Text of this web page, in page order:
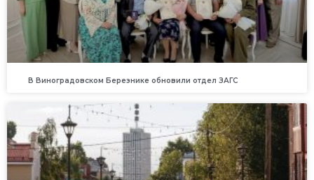
В Виноградовском Березнике обновили отдел ЗАГС